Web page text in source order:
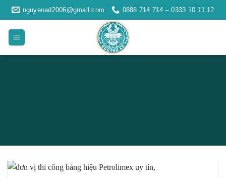
Skip
to
content
nguyenad2006@gmail.com 0888 714 714 – 0333 10 11 12